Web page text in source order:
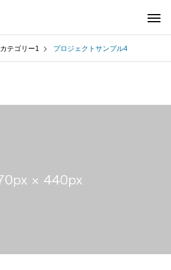
カテゴリー1 プロジェクトサンプル4